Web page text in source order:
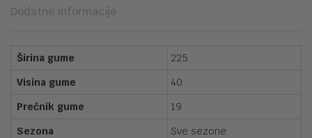
Dodatne informacije
Širina gume
225
Visina gume
40
Prečnik gume
19
Sezona
Sve sezone